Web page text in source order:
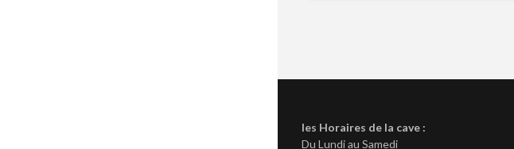
les Horaires de la cave :
Du Lundi au Samedi